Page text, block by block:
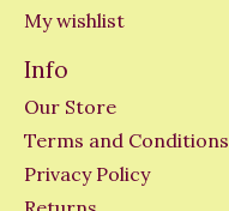
My wishlist
Info
Our Store
Terms and Conditions
Privacy Policy